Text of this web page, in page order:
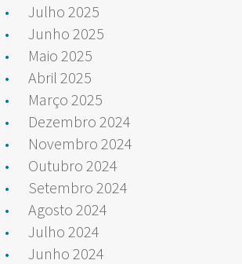
Julho 2025
Junho 2025
Maio 2025
Abril 2025
Março 2025
Dezembro 2024
Novembro 2024
Outubro 2024
Setembro 2024
Agosto 2024
Julho 2024
Junho 2024